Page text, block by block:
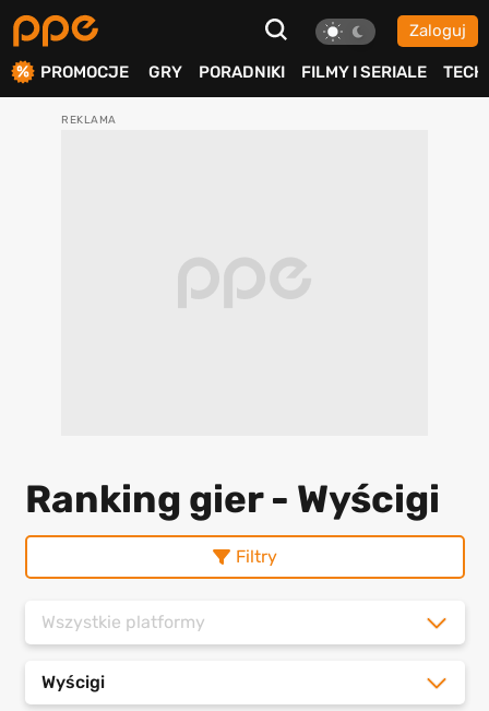
Zaloguj
PROMOCJE GRY PORADNIKI FILMY I SERIALE TECH
Ranking gier - Wyścigi
Filtry
Wszystkie platformy
Wyścigi